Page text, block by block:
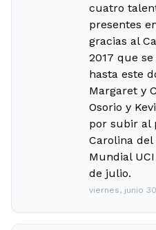
cuatro
presentes
gracias al
2017 que
hasta este
Margaret y
Osorio y
por subir al
Carolina del
Mundial
de julio.
viernes, junio